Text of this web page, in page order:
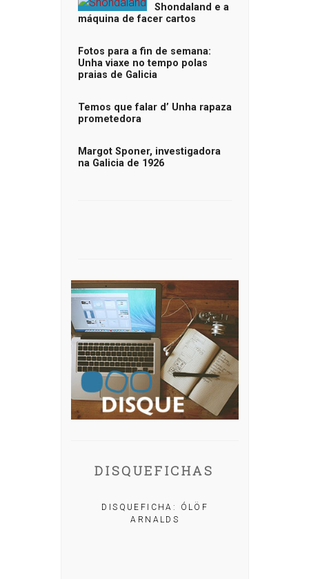
Shondaland e a
máquina de facer cartos
Fotos para a fin de semana:
Unha viaxe no tempo polas
praias de Galicia
Temos que falar d’ Unha rapaza
prometedora
Margot Sponer, investigadora
na Galicia de 1926
DISQUEFICHAS
DISQUEFICHA: ÓLÖF
ARNALDS